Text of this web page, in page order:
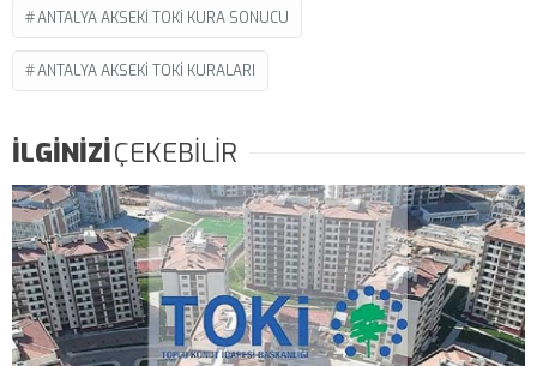
ANTALYA AKSEKI TOKI KURA SONUCU
ANTALYA AKSEKI TOKI KURALARI
İLGİNİZİÇEKEBİLİR